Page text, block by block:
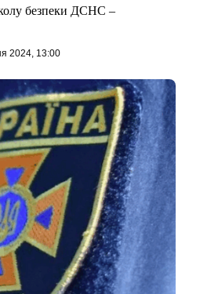
безпеки ДСНС –
2024, 13:00